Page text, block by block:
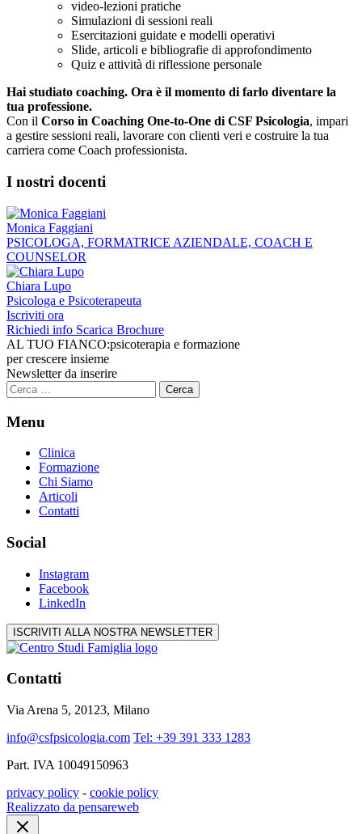
video-lezioni pratiche
Simulazioni di sessioni reali
Esercitazioni guidate e modelli operativi
Slide, articoli e bibliografie di approfondimento
Quiz e attività di riflessione personale
Hai studiato coaching. Ora è il momento di farlo diventare la
tua professione.
Con il Corso in Coaching One-to-One di CSF Psicologia, impari
a gestire sessioni reali, lavorare con clienti veri e costruire la tua
carriera come Coach professionista.
I nostri docenti
Monica Faggiani
PSICOLOGA, FORMATRICE AZIENDALE, COACH E
COUNSELOR
Chiara Lupo
Psicologa e Psicoterapeuta
Iscriviti ora
Richiedi info Scarica Brochure
AL TUO FIANCO:psicoterapia e formazione
per crescere insieme
Newsletter da inserire
Ricerca
per:
Menu
Clinica
Formazione
Chi Siamo
Articoli
Contatti
Social
Instagram
Facebook
LinkedIn
ISCRIVITI ALLA NOSTRA NEWSLETTER
Contatti
Via Arena 5, 20123, Milano
info@csfpsicologia.com Tel: +39 391 333 1283
Part. IVA 10049150963
privacy policy - cookie policy
Realizzato da pensareweb